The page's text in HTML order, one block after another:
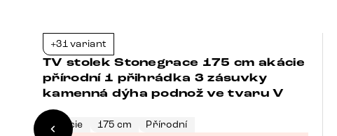
+31 variant
TV stolek Stonegrace 175 cm akácie
přírodní 1 přihrádka 3 zásuvky
kamenná dýha podnož ve tvaru V
Akácie 175 cm Přírodní